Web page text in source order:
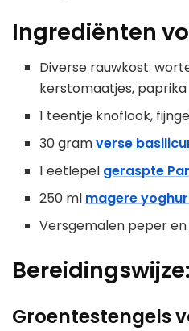
Ingrediënten
Diverse rauwkost:
kerstomaatjes, paprika
1 teentje knoflook,
30 gramverse
1 eetlepel geraspte
250 ml magere
Versgemalen peper
Bereidingswijze:
Groentestengels